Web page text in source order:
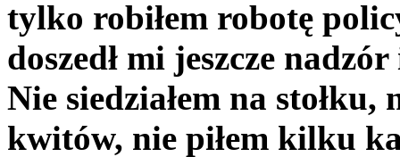
tylko robiłem robotę
doszedł mi jeszcze
Nie siedziałem na
kwitów, nie piłem kilku